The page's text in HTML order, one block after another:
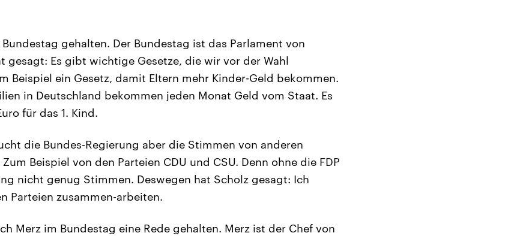
gehalten. Der Bundestag ist das Parlament von
gesagt: Es gibt wichtige Gesetze, die wir vor der Wahl
Beispiel ein Gesetz, damit Eltern mehr Kinder-Geld bekommen.
in Deutschland bekommen jeden Monat Geld vom Staat. Es
für das 1. Kind.
die Bundes-Regierung aber die Stimmen von anderen
Beispiel von den Parteien CDU und CSU. Denn ohne die FDP
nicht genug Stimmen. Deswegen hat Scholz gesagt: Ich
Parteien zusammen-arbeiten.
Merz im Bundestag eine Rede gehalten. Merz ist der Chef von